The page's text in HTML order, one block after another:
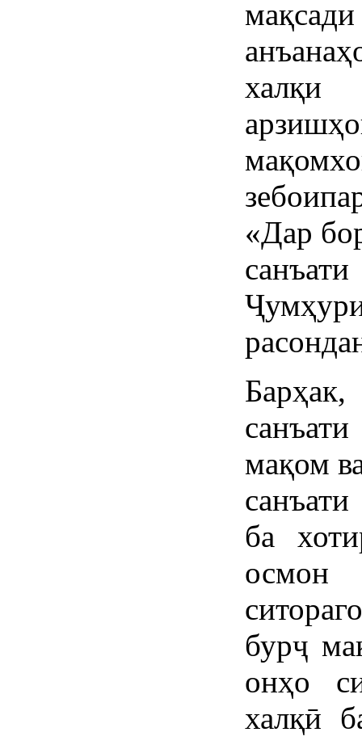
халқи
«Дар
мақом
ба
бурҷ
онҳо
халқӣ